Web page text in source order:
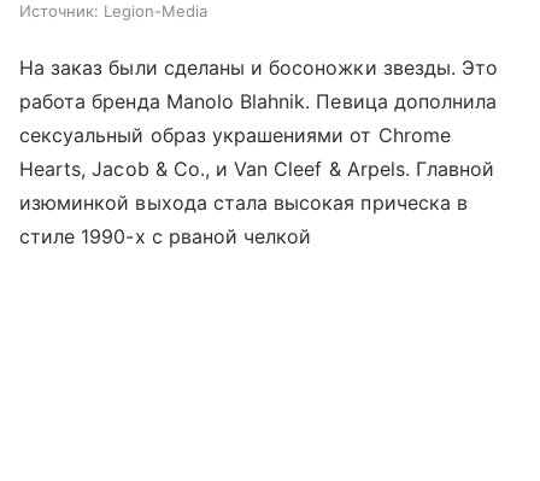
Источник: Legion-Media
На заказ были сделаны и босоножки звезды. Это
работа бренда Manolo Blahnik. Певица дополнила
сексуальный образ украшениями от Chrome
Hearts, Jacob & Co., и Van Cleef & Arpels. Главной
изюминкой выхода стала высокая прическа в
стиле 1990-х с рваной челкой